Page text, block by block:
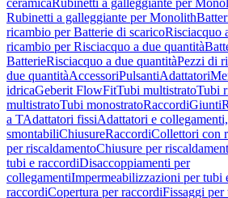
ceramicaRubinetti a galleggiante per
Rubinetti a galleggiante per Monolith
ricambio per Batterie di scaricoRisciacquo
ricambio per Risciacquo a due quantità
BatterieRisciacquo a due quantitàPezzi di
due quantitàAccessoriPulsantiAdattatori
idricaGeberit FlowFitTubi multistratoTubi
multistratoTubi monostratoRaccordiGiunti
a TAdattatori fissiAdattatori e collegamenti,
smontabiliChiusureRaccordiCollettori con
per riscaldamentoChiusure per
tubi e raccordiDisaccoppiamenti per
collegamentiImpermeabilizzazioni per tubi
raccordiCopertura per raccordiFissaggi per